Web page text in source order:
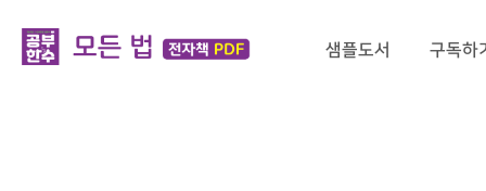
샘플도서 구독하